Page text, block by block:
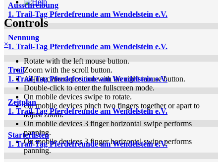
Controls
×
Rotate with the left mouse button.
Zoom with the scroll button.
Adjust camera position with the right mouse button.
Double-click to enter the fullscreen mode.
On mobile devices swipe to rotate.
On mobile devices pinch two fingers together or apart to
adjust zoom.
On mobile devices 3 finger horizontal swipe performs
panning.
On mobile devices 3 finger horizontal swipe performs
panning.
Ausschreibung
1. Trail-Tag Pferdefreunde am Wendelstein e.V.
Nennung
1. Trail-Tag Pferdefreunde am Wendelstein e.V.
Trail
1. Trail-Tag Pferdefreunde am Wendelstein e.V.
Zeitplan
1. Trail-Tag Pferdefreunde am Wendelstein e.V.
Starterlisten
1. Trail-Tag Pferdefreunde am Wendelstein e.V.